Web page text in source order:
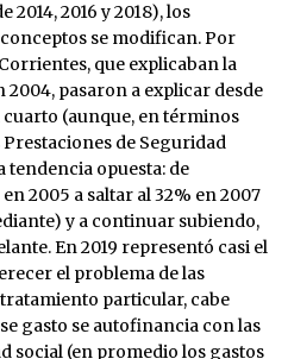
2014, 2016 y 2018), los
se modifican. Por
que explicaban la
2004, pasaron a explicar desde
cuarto (aunque, en términos
Prestaciones de Seguridad
tendencia opuesta: de
2005 a saltar al 32% en 2007
y a continuar subiendo,
En 2019 representó casi el
el problema de las
particular, cabe
gasto se autofinancia con las
social (en promedio los gastos